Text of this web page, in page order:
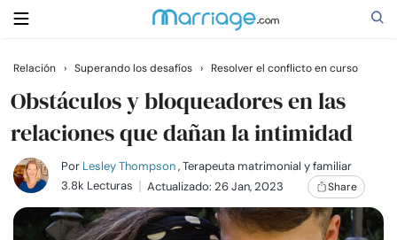
Buscar
Casarse
Relaciones
Relación › Superando los desafíos › Resolver el conflicto en curso
Obstáculos y bloqueadores en las
relaciones que dañan la intimidad
Por Lesley Thompson, Terapeuta matrimonial y familiar
3.8k Lecturas
Actualizado: 26 Jan, 2023 Share